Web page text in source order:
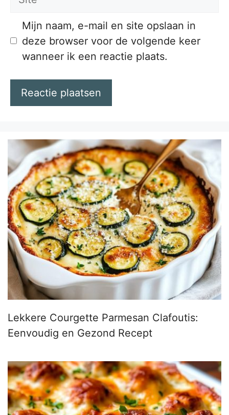
Mijn naam, e-mail en site opslaan in
deze browser voor de volgende keer
wanneer ik een reactie plaats.
Lekkere Courgette Parmesan Clafoutis:
Eenvoudig en Gezond Recept